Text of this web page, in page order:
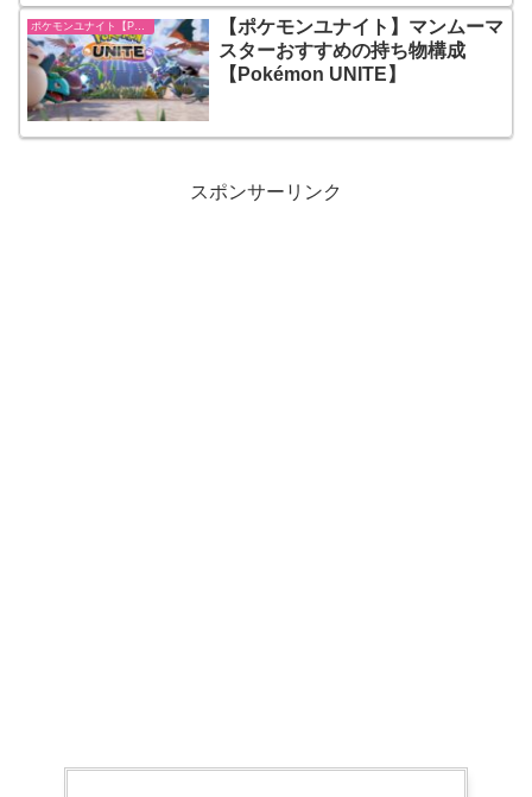
ポケモンユナイト【Pokémon UNITE】
【ポケモンユナイト】マンムーマ
スターおすすめの持ち物構成
【Pokémon UNITE】
スポンサーリンク